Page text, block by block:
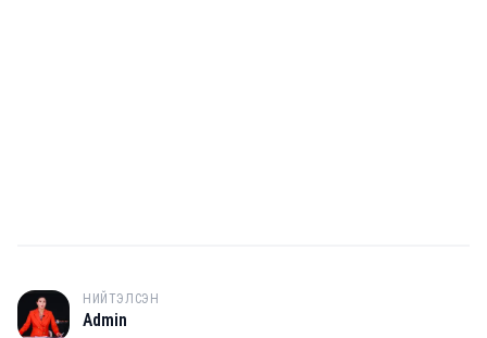
A
НИЙТЭЛСЭН
Admin